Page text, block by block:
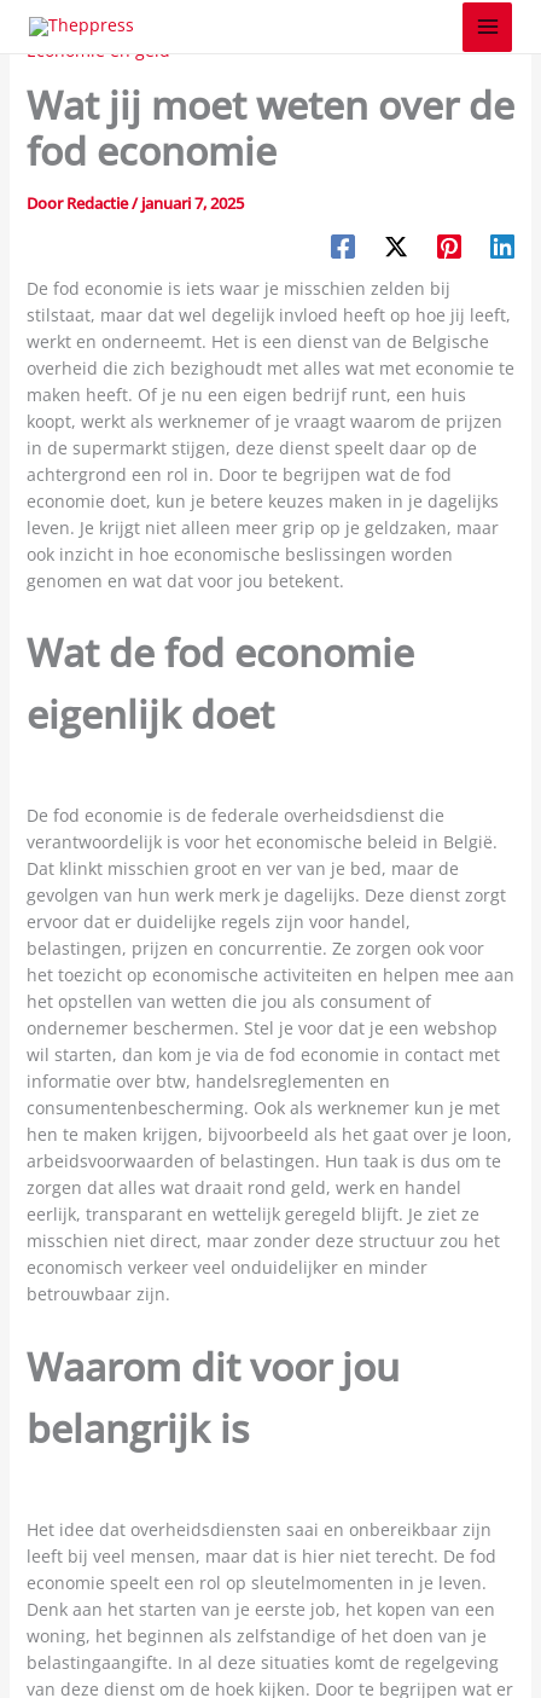
Spring
naar
inhoud
Economie en geld
Wat jij moet weten over de
fod economie
DoorRedactie/januari 7, 2025
De fod economie is iets waar je misschien zelden bij
stilstaat, maar dat wel degelijk invloed heeft op hoe jij leeft,
werkt en onderneemt. Het is een dienst van de Belgische
overheid die zich bezighoudt met alles wat met economie te
maken heeft. Of je nu een eigen bedrijf runt, een huis
koopt, werkt als werknemer of je vraagt waarom de prijzen
in de supermarkt stijgen, deze dienst speelt daar op de
achtergrond een rol in. Door te begrijpen wat de fod
economie doet, kun je betere keuzes maken in je dagelijks
leven. Je krijgt niet alleen meer grip op je geldzaken, maar
ook inzicht in hoe economische beslissingen worden
genomen en wat dat voor jou betekent.
Wat de fod economie
eigenlijk doet
De fod economie is de federale overheidsdienst die
verantwoordelijk is voor het economische beleid in België.
Dat klinkt misschien groot en ver van je bed, maar de
gevolgen van hun werk merk je dagelijks. Deze dienst zorgt
ervoor dat er duidelijke regels zijn voor handel,
belastingen, prijzen en concurrentie. Ze zorgen ook voor
het toezicht op economische activiteiten en helpen mee aan
het opstellen van wetten die jou als consument of
ondernemer beschermen. Stel je voor dat je een webshop
wil starten, dan kom je via de fod economie in contact met
informatie over btw, handelsreglementen en
consumentenbescherming. Ook als werknemer kun je met
hen te maken krijgen, bijvoorbeeld als het gaat over je loon,
arbeidsvoorwaarden of belastingen. Hun taak is dus om te
zorgen dat alles wat draait rond geld, werk en handel
eerlijk, transparant en wettelijk geregeld blijft. Je ziet ze
misschien niet direct, maar zonder deze structuur zou het
economisch verkeer veel onduidelijker en minder
betrouwbaar zijn.
Waarom dit voor jou
belangrijk is
Het idee dat overheidsdiensten saai en onbereikbaar zijn
leeft bij veel mensen, maar dat is hier niet terecht. De fod
economie speelt een rol op sleutelmomenten in je leven.
Denk aan het starten van je eerste job, het kopen van een
woning, het beginnen als zelfstandige of het doen van je
belastingaangifte. In al deze situaties komt de regelgeving
van deze dienst om de hoek kijken. Door te begrijpen wat er
o
e
e
n